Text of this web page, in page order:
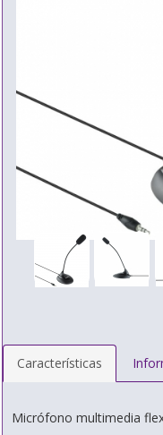
Características
Micrófono multimedia